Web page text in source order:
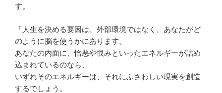
す。
「人生を決める要因は、外部環境ではなく、あなたがど
のように脳を使うかにあります。
あなたの内面に、憎悪や恨みといったエネルギーが詰め
込まれているのなら、
いずれそのエネルギーは、それにふさわしい現実を創造
するでしょう。